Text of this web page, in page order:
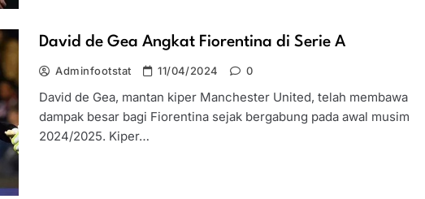
David de Gea Angkat Fiorentina di Serie A
Adminfootstat 11/04/2024 0
David de Gea, mantan kiper Manchester United, telah membawa
dampak besar bagi Fiorentina sejak bergabung pada awal musim
2024/2025. Kiper…